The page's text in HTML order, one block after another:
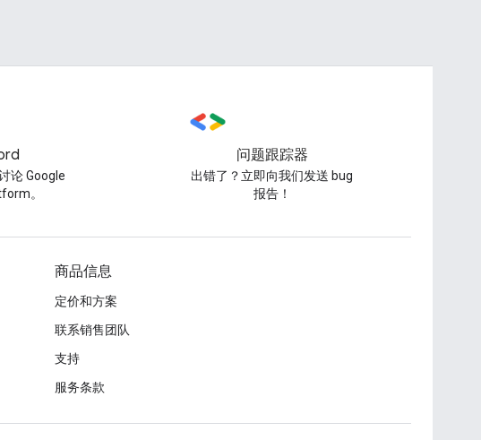
论 Google
。
问题跟踪器
出错了？立即向我们发送 bug
报告！
商品信息
定价和方案
联系销售团队
支持
服务条款